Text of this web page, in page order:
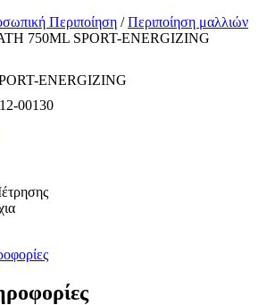
Περιποίηση /Περιποίηση μαλλιών
750ML SPORT-ENERGIZING
ENERGIZING
12-00130